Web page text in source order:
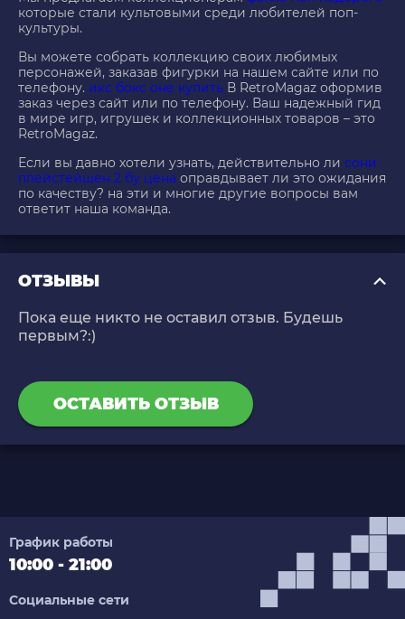
которые стали культовыми среди любителей поп-
культуры.
Вы можете собрать коллекцию своих любимых
персонажей, заказав фигурки на нашем сайте или по
телефону. икс бокс оне купить В RetroMagaz оформив
заказ через сайт или по телефону. Ваш надежный гид
в мире игр, игрушек и коллекционных товаров – это
RetroMagaz.
Если вы давно хотели узнать, действительно ли сони
плейстейшен 2 бу цена оправдывает ли это ожидания
по качеству? на эти и многие другие вопросы вам
ответит наша команда.
ОТЗЫВЫ
Пока еще никто не оставил отзыв. Будешь
первым?:)
ОСТАВИТЬ ОТЗЫВ
График работы
10:00 - 21:00
Социальные сети